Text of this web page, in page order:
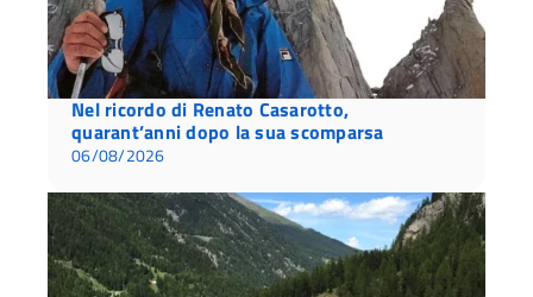
Nel ricordo di Renato Casarotto,
quarant’anni dopo la sua scomparsa
06/08/2026